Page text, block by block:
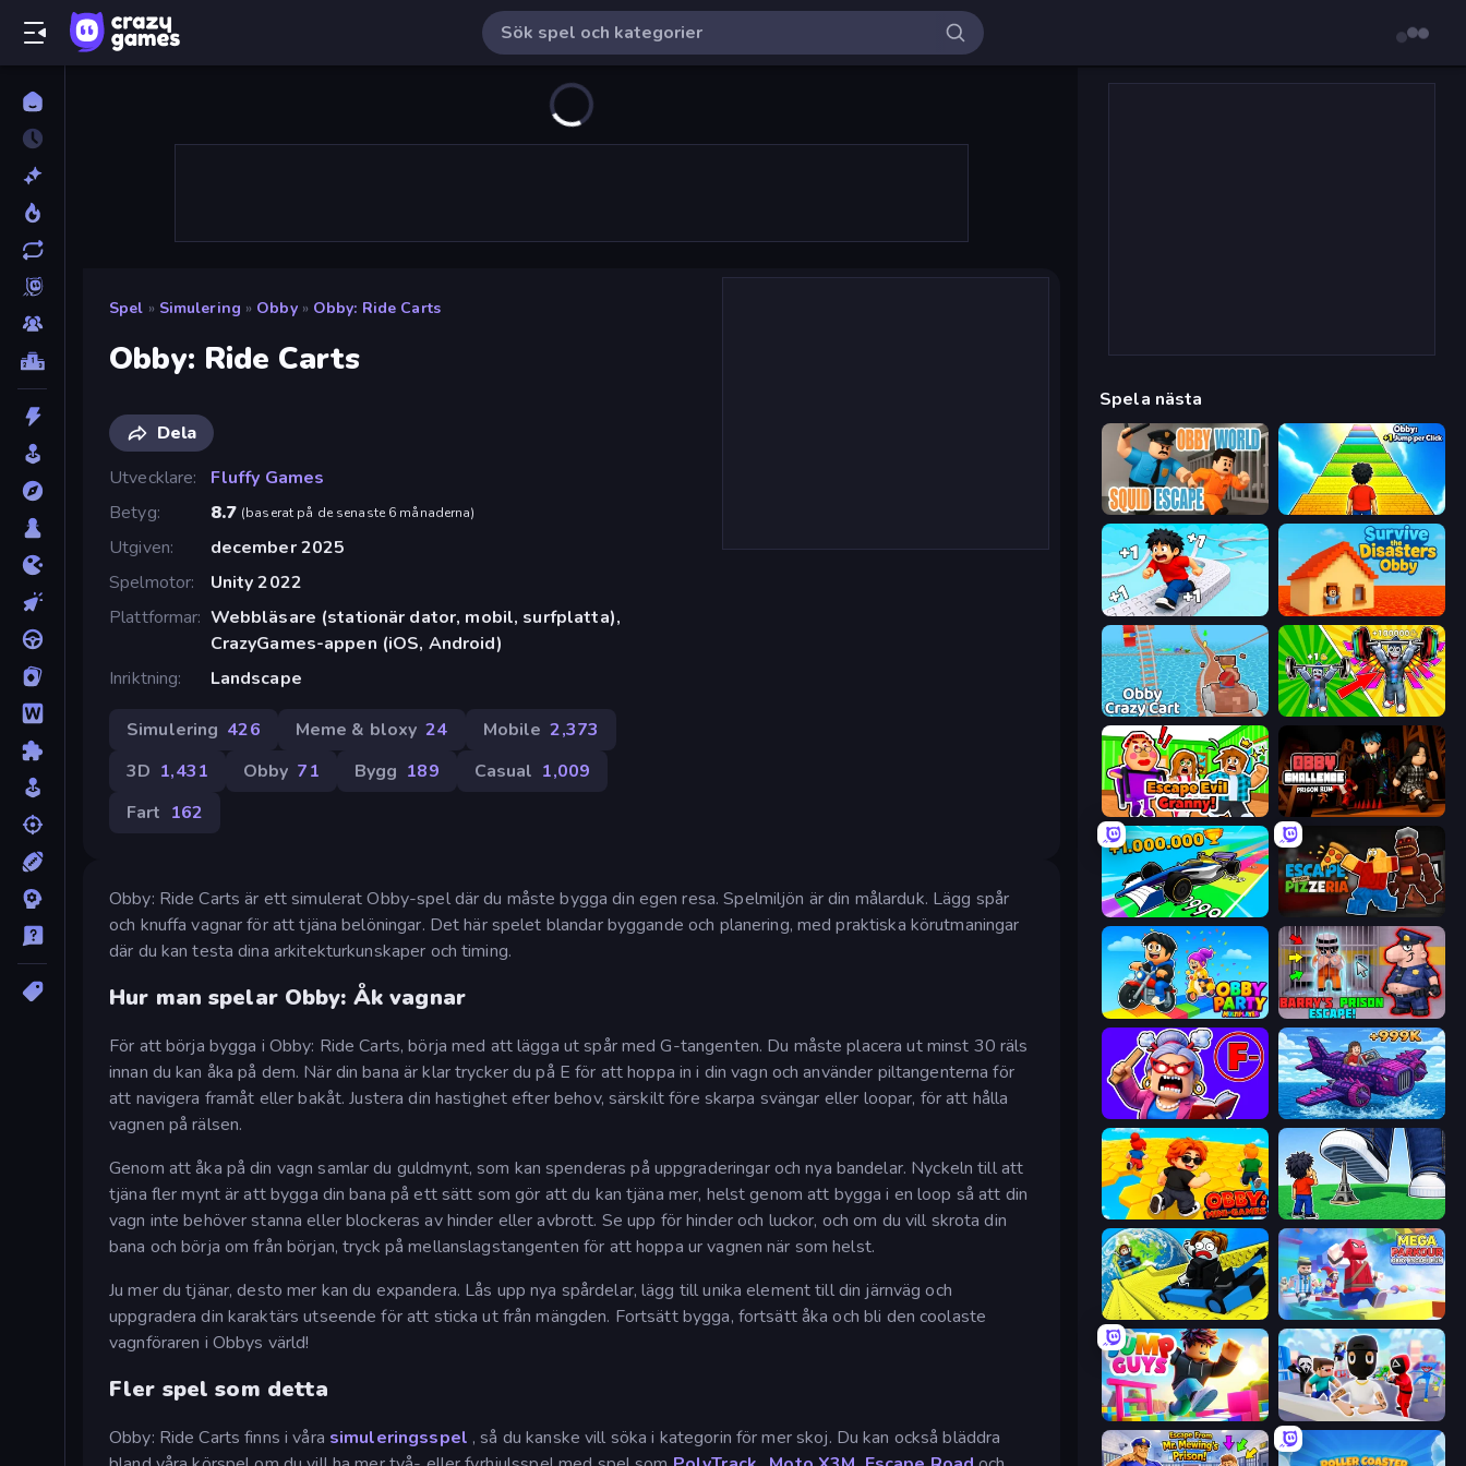
Spel » Simulering » Obby » Obby: Ride Carts
Obby: Ride Carts
Dela
Utvecklare
Fluffy Games
Betyg
8.7 (baserat på de senaste 6 månaderna)
Utgiven
december 2025
Spelmotor
Unity 2022
Plattformar Webbläsare (stationär dator, mobil, surfplatta),
CrazyGames-appen (iOS, Android)
Inriktning
Landscape
Simulering 426 Meme & bloxy 24 Mobile 2,373
3D 1,431 Obby 71 Bygg 189 Casual 1,009
Fart 162
Obby: Ride Carts är ett simulerat Obby-spel där du måste bygga din egen resa. Spelmiljön är din målarduk. Lägg spår
och knuffa vagnar för att tjäna belöningar. Det här spelet blandar byggande och planering, med praktiska körutmaningar
där du kan testa dina arkitekturkunskaper och timing.
Hur man spelar Obby: Åk vagnar
För att börja bygga i Obby: Ride Carts, börja med att lägga ut spår med G-tangenten. Du måste placera ut minst 30 räls
innan du kan åka på dem. När din bana är klar trycker du på E för att hoppa in i din vagn och använder piltangenterna för
att navigera framåt eller bakåt. Justera din hastighet efter behov, särskilt före skarpa svängar eller loopar, för att hålla
vagnen på rälsen.
Genom att åka på din vagn samlar du guldmynt, som kan spenderas på uppgraderingar och nya bandelar. Nyckeln till att
tjäna fler mynt är att bygga din bana på ett sätt som gör att du kan tjäna mer, helst genom att bygga i en loop så att din
vagn inte behöver stanna eller blockeras av hinder eller avbrott. Se upp för hinder och luckor, och om du vill skrota din
bana och börja om från början, tryck på mellanslagstangenten för att hoppa ur vagnen när som helst.
Ju mer du tjänar, desto mer kan du expandera. Lås upp nya spårdelar, lägg till unika element till din järnväg och
uppgradera din karaktärs utseende för att sticka ut från mängden. Fortsätt bygga, fortsätt åka och bli den coolaste
vagnföraren i Obbys värld!
Fler spel som detta
Obby: Ride Carts finns i våra simuleringsspel , så du kanske vill söka i kategorin för mer skoj. Du kan också bläddra
Spela nästa
Obby: +1 Jump per Click
Speed per Click: Obby Survive the Disasters: Obby
Obby: Crazy Cart Obby: Gym Simulator, Escape
Escape Evil Granny! Obby Challenge: Prison Run
Obby Car Challenge: Drive Escape From Pizzeria
Obby Party Multiplayer Barry's Prison Escape!
Obby Plane Power Challenge: Fly
Obby: Mini-Games Obby: Click and Grow
Cart Ride Danger Mount Mega Parkour: Obby Escape Run
Jump Guys